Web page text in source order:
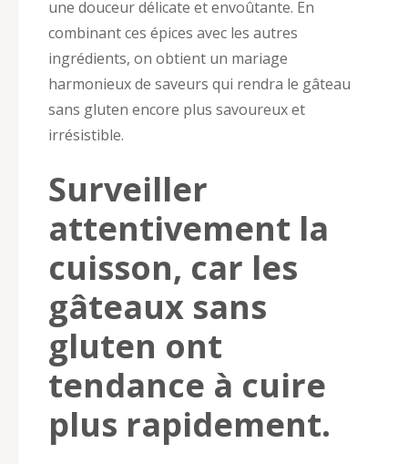
une douceur délicate et envoûtante. En
combinant ces épices avec les autres
ingrédients, on obtient un mariage
harmonieux de saveurs qui rendra le gâteau
sans gluten encore plus savoureux et
irrésistible.
Surveiller
attentivement la
cuisson, car les
gâteaux sans
gluten ont
tendance à cuire
plus rapidement.